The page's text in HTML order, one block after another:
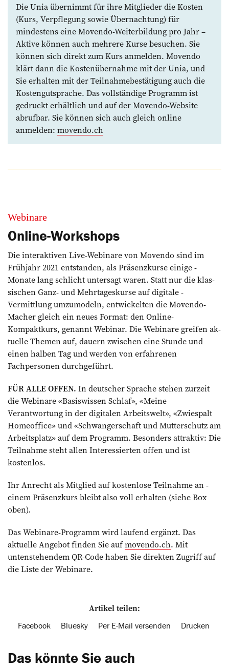
Die Unia übernimmt für ihre Mitglieder die Kosten
(Kurs, Verpflegung sowie Übernachtung) für
mindestens eine Movendo-Weiter­bildung pro Jahr –
Aktive können auch mehrere Kurse besuchen. Sie
können sich direkt zum Kurs anmelden. Movendo
klärt dann die Kostenübernahme mit der Unia, und
Sie erhalten mit der Teil­nahmebestätigung auch die
Kostengutsprache. Das vollständige Programm ist
gedruckt erhältlich und auf der Movendo-Website
abrufbar. Sie können sich auch gleich online
anmelden: movendo.ch
Webinare
Online-Workshops
Die interaktiven Live-Webinare von Movendo sind im
Frühjahr 2021 entstanden, als Präsenzkurse einige ­
Monate lang schlicht untersagt waren. Statt nur die klas­
sischen Ganz- und Mehr­tageskurse auf digitale ­
Vermittlung umzumodeln, entwickelten die Movendo-
Macher gleich ein neues Format: den Online-
Kompaktkurs, genannt Webinar. Die Webinare greifen ak­
tuelle Themen auf, dauern zwischen eine Stunde und
einen halben Tag und werden von erfahrenen
Fachpersonen durchgeführt.
FÜR ALLE OFFEN. In deutscher Sprache stehen zurzeit
die Webinare «Basiswissen Schlaf», «Meine
Verantwortung in der digitalen ­Arbeitswelt», «Zwiespalt
Homeoffice» und «Schwangerschaft und Mutterschutz am
Arbeitsplatz» auf dem Programm. Besonders ­attraktiv: Die
Teilnahme steht allen Interessierten offen und ist
kostenlos.
Ihr Anrecht als Mitglied auf kostenlose Teilnahme an ­
einem Präsenzkurs bleibt also voll erhalten (siehe Box
oben).
Das Webinare-Programm wird laufend ergänzt. Das
aktuelle Angebot finden Sie aufmovendo.ch. Mit
untenstehendem QR-Code haben Sie direkten Zugriff auf
die Liste der Webinare.
Artikel teilen:
Facebook Bluesky Per E-Mail versenden Drucken
Das könnte Sie auch